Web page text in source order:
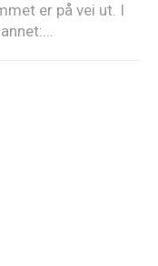
er på vei ut. I